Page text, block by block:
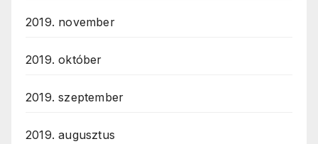
2019. november
2019. október
2019. szeptember
2019. augusztus